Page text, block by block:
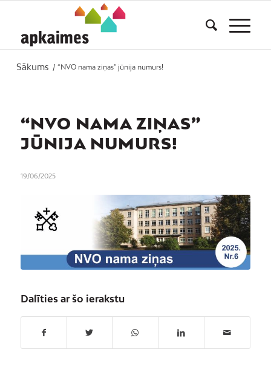
Sākums / “NVO nama ziņas” jūnija numurs!
“NVO NAMA ZIŅAS”
JŪNIJA NUMURS!
19/06/2025
Dalīties ar šo ierakstu